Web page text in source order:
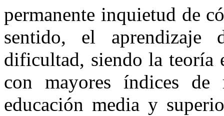
permanente inquietud de
sentido, el aprendizaje
dificultad, siendo la teoría
con mayores índices
educación media y